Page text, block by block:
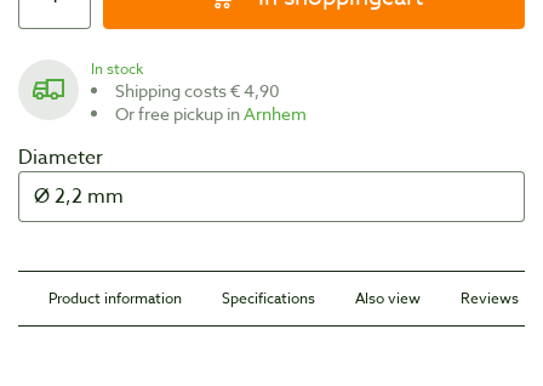
In stock
Shipping costs € 4,90
Or free pickup inArnhem
Diameter
Product information Specifications Also view Reviews